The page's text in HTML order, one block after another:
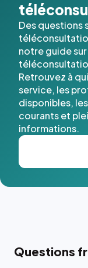
Des questions
notre guide sur
Retrouvez à
service, les
disponibles,
courants et
informations.
Questions